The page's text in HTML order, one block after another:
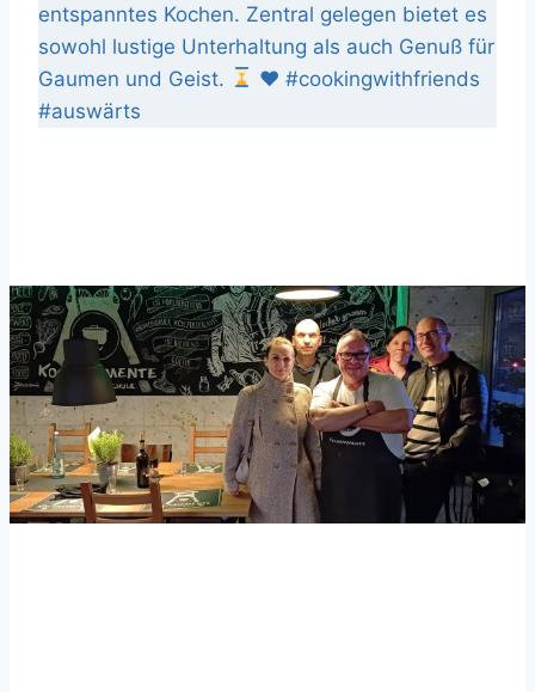
entspanntes Kochen. Zentral gelegen bietet es
sowohl lustige Unterhaltung als auch Genuß für
Gaumen und Geist.
♥️ #cookingwithfriends
#auswärts